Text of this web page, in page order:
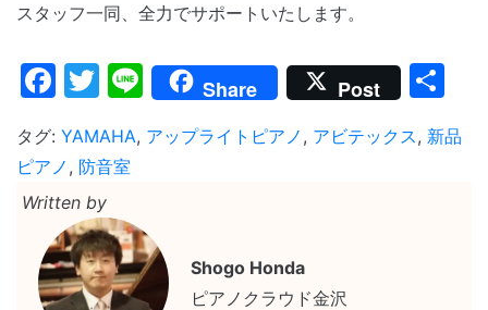
スタッフ一同、全力でサポートいたします。
Facebook
Twitter
LineShare Post
タグ: YAMAHA, アップライトピアノ , アビテックス, 新品
ピアノ , 防音室
Written by
Shogo Honda
ピアノクラウド金沢